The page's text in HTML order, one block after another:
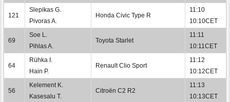
121
Slepikas G.
Pivoras A.
Honda Civic Type R
11:10
10:10CET
69
Soe L.
Pihlas A.
Toyota Starlet
11:11
10:11CET
64
Rühka I.
Hain P.
Renault Clio Sport
11:12
10:12CET
56
Kelement K.
Kasesalu T.
Citroën C2 R2
11:13
10:13CET